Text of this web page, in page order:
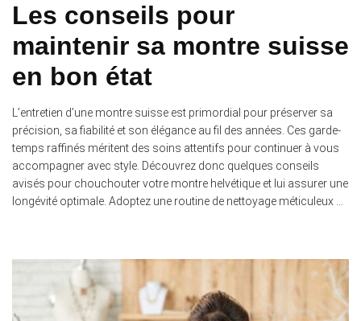
Les conseils pour
maintenir sa montre suisse
en bon état
L’entretien d’une montre suisse est primordial pour préserver sa
précision, sa fiabilité et son élégance au fil des années. Ces garde-
temps raffinés méritent des soins attentifs pour continuer à vous
accompagner avec style. Découvrez donc quelques conseils
avisés pour chouchouter votre montre helvétique et lui assurer une
longévité optimale. Adoptez une routine de nettoyage méticuleux …